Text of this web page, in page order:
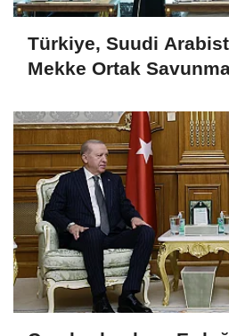
Türkiye, Suudi
Mekke Ortak